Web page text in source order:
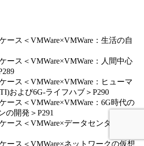
ース＜VMWare×VMWare：生活の自
ース＜VMWare×VMWare：人間中心
ース＜VMWare×VMWare：ヒューマ
および6G-ライフハブ＞P290
ース＜VMWare×VMWare：6G時代の
の開発＞P291
ース＜VMWare×データセンターの仮
ース＜VMWare×ネットワークの仮想